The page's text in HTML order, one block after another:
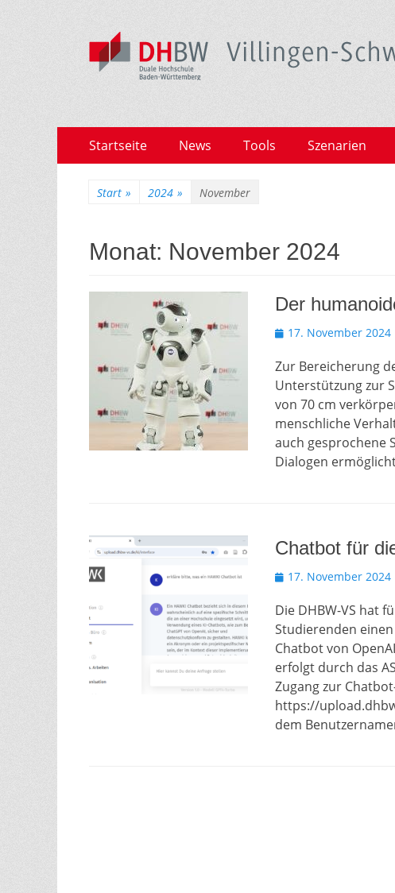
Primäres
Menü
Inhalt
Startseite News Tools Szenarien
Start » 2024 » November
Monat: November 2024
Der
Veröffentlicht
17. November 2024
Zur Bereicherung
Unterstützung zur
von 70 cm
menschliche
auch gesprochene
Dialogen
Chatbot für
Veröffentlicht
17. November 2024
Die DHBW-VS hat
Studierenden
Chatbot von
erfolgt durch das
Zugang zur
https://
dem